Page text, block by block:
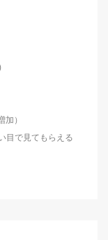
）
目で見てもらえる